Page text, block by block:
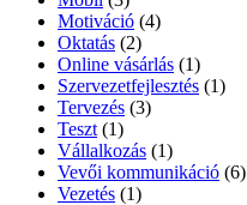
Motiváció (4)
Oktatás (2)
Online vásárlás (1)
Szervezetfejlesztés (1)
Tervezés (3)
Teszt (1)
Vállalkozás (1)
Vevői kommunikáció (6)
Vezetés (1)